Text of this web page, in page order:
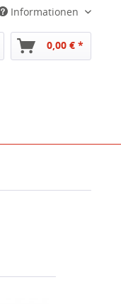
Informationen
0,00 € *